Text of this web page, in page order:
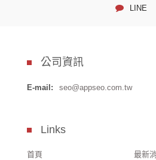
LINE
公司資訊
E-mail: seo@appseo.com.tw
Links
首頁
最新